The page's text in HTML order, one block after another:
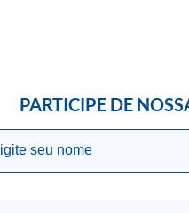
PARTICIPE DE